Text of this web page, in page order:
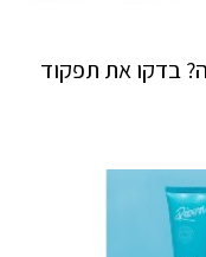
בדקו את תפקוד